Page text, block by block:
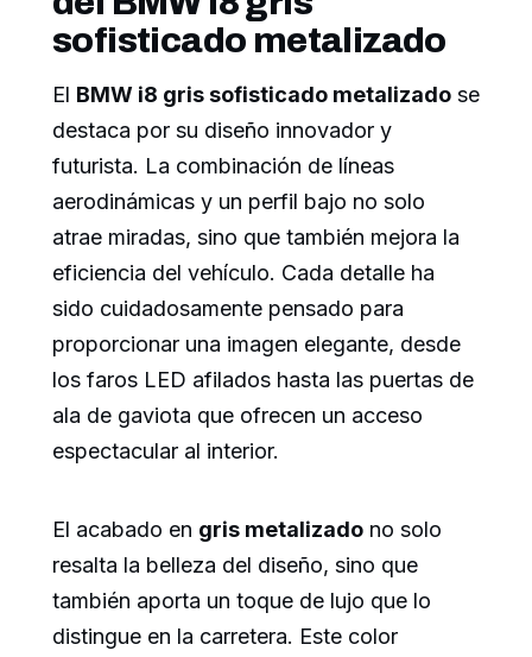
sofisticado metalizado
El BMW i8 gris sofisticado metalizado se
destaca por su diseño innovador y
futurista. La combinación de líneas
aerodinámicas y un perfil bajo no solo
atrae miradas, sino que también mejora la
eficiencia del vehículo. Cada detalle ha
sido cuidadosamente pensado para
proporcionar una imagen elegante, desde
los faros LED afilados hasta las puertas de
ala de gaviota que ofrecen un acceso
espectacular al interior.
El acabado en gris metalizado no solo
resalta la belleza del diseño, sino que
también aporta un toque de lujo que lo
distingue en la carretera. Este color